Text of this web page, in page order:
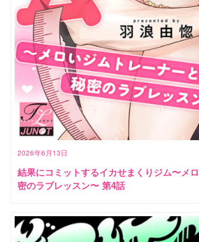
2026年6月13日
結果にコミットするイカせまくりジム〜メ
密のラブレッスン〜 第4話